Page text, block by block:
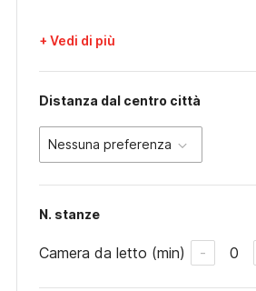
+ Vedi di più
Distanza dal centro città
Nessuna preferenza
N. stanze
Camera da letto (min) - 0